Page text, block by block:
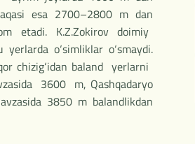
esa 2700–2800 m dan
etadi. K.Z.Zokirov doimiy
o‘simliklar o‘smaydi.
chizig‘idan baland yerlarni
3600 m, Qashqadaryo
3850 m balandlikdan